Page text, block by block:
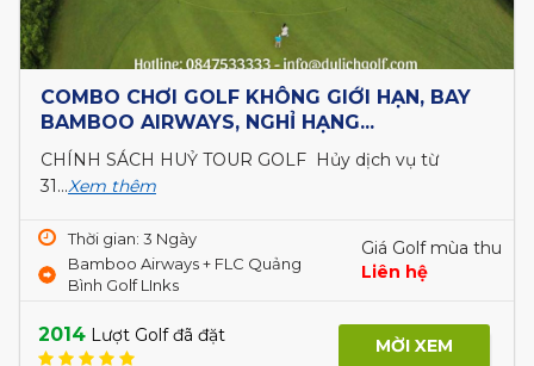
COMBO CHƠI GOLF KHÔNG GIỚI HẠN, BAY
BAMBOO AIRWAYS, NGHỈ HẠNG...
CHÍNH SÁCH HUỶ TOUR GOLF Hủy dịch vụ từ
31...Xem thêm
Thời gian: 3 Ngày
Bamboo Airways + FLC Quảng
Bình Golf LInks
Giá Golf mùa thu
Liên hệ
2014 Lượt Golf đã đặt MỜI XEM